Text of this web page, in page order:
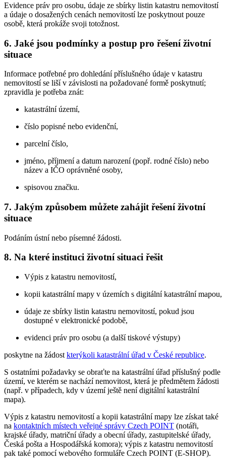
Evidence práv pro osobu, údaje ze sbírky listin katastru nemovitostí
a údaje o dosažených cenách nemovitostí lze poskytnout pouze
osobě, která prokáže svoji totožnost.
6. Jaké jsou podmínky a postup pro řešení životní
situace
Informace potřebné pro dohledání příslušného údaje v katastru
nemovitostí se liší v závislosti na požadované formě poskytnutí;
zpravidla je potřeba znát:
katastrální území,
číslo popisné nebo evidenční,
parcelní číslo,
jméno, příjmení a datum narození (popř. rodné číslo) nebo
název a IČO oprávněné osoby,
spisovou značku.
7. Jakým způsobem můžete zahájit řešení životní
situace
Podáním ústní nebo písemné žádosti.
8. Na které instituci životní situaci řešit
Výpis z katastru nemovitostí,
kopii katastrální mapy v územích s digitální katastrální mapou,
údaje ze sbírky listin katastru nemovitostí, pokud jsou
dostupné v elektronické podobě,
evidenci práv pro osobu (a další tiskové výstupy)
poskytne na žádost kterýkoli katastrální úřad v České republice.
S ostatními požadavky se obraťte na katastrální úřad příslušný podle
území, ve kterém se nachází nemovitost, která je předmětem žádosti
(např. v případech, kdy v území ještě není digitální katastrální
mapa).
Výpis z katastru nemovitostí a kopii katastrální mapy lze získat také
na kontaktních místech veřejné správy Czech POINT (notáři,
krajské úřady, matriční úřady a obecní úřady, zastupitelské úřady,
Česká pošta a Hospodářská komora); výpis z katastru nemovitostí
pak také pomocí webového formuláře Czech POINT (E-SHOP).